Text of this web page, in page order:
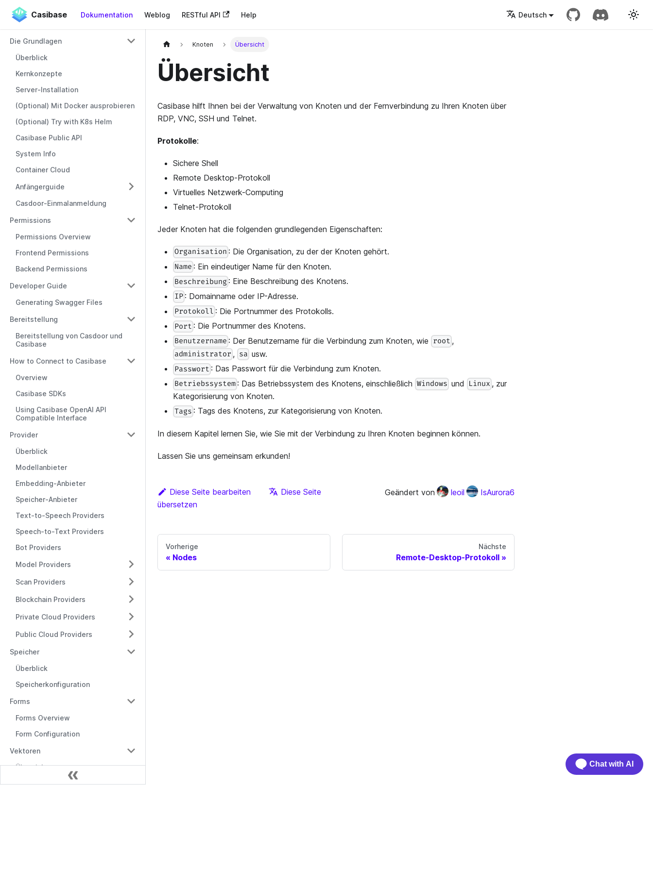
Casibase Dokumentation Weblog RESTful API Help Deutsch
Die Grundlagen
Überblick
Kernkonzepte
Server-Installation
(Optional) Mit Docker ausprobieren
(Optional) Try with K8s Helm
Casibase Public API
System Info
Container Cloud
Anfängerguide
Casdoor-Einmalanmeldung
Permissions
Permissions Overview
Frontend Permissions
Backend Permissions
Developer Guide
Generating Swagger Files
Bereitstellung
Bereitstellung von Casdoor und
Casibase
How to Connect to Casibase
Overview
Casibase SDKs
Using Casibase OpenAI API
Compatible Interface
Provider
Überblick
Modellanbieter
Embedding-Anbieter
Speicher-Anbieter
Text-to-Speech Providers
Speech-to-Text Providers
Bot Providers
Model Providers
Scan Providers
Blockchain Providers
Private Cloud Providers
Public Cloud Providers
Speicher
Überblick
Speicherkonfiguration
Forms
Forms Overview
Form Configuration
Vektoren
Übersicht
Vektorgenerierung
Knoten Übersicht
Übersicht
Casibase hilft Ihnen bei der Verwaltung von Knoten und der Fernverbindung zu Ihren Knoten über
RDP, VNC, SSH und Telnet.
Protokolle:
Sichere Shell
Remote Desktop-Protokoll
Virtuelles Netzwerk-Computing
Telnet-Protokoll
Jeder Knoten hat die folgenden grundlegenden Eigenschaften:
Organisation : Die Organisation, zu der der Knoten gehört.
Name : Ein eindeutiger Name für den Knoten.
Beschreibung : Eine Beschreibung des Knotens.
IP : Domainname oder IP-Adresse.
Protokoll : Die Portnummer des Protokolls.
Port : Die Portnummer des Knotens.
Benutzername : Der Benutzername für die Verbindung zum Knoten, wie root ,
administrator , sa usw.
Passwort : Das Passwort für die Verbindung zum Knoten.
Betriebssystem : Das Betriebssystem des Knotens, einschließlich Windows und Linux , zur
Kategorisierung von Knoten.
Tags : Tags des Knotens, zur Kategorisierung von Knoten.
In diesem Kapitel lernen Sie, wie Sie mit der Verbindung zu Ihren Knoten beginnen können.
Lassen Sie uns gemeinsam erkunden!
Diese Seite bearbeiten
Diese Seite
übersetzen
Geändert von leoil IsAurora6
Vorherige
Nodes
Nächste
Remote-Desktop-Protokoll
Chat with AI